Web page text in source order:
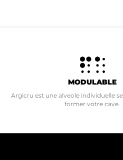
MODULABLE
Argicru est une alveole individuelle
former votre cave.